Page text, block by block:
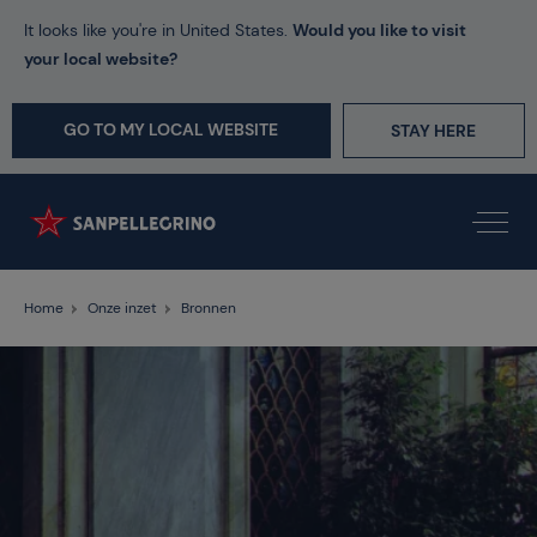
It looks like you're in United States. Would you like to visit
your local website?
GO TO MY LOCAL WEBSITE STAY HERE
Home Onze inzet Bronnen